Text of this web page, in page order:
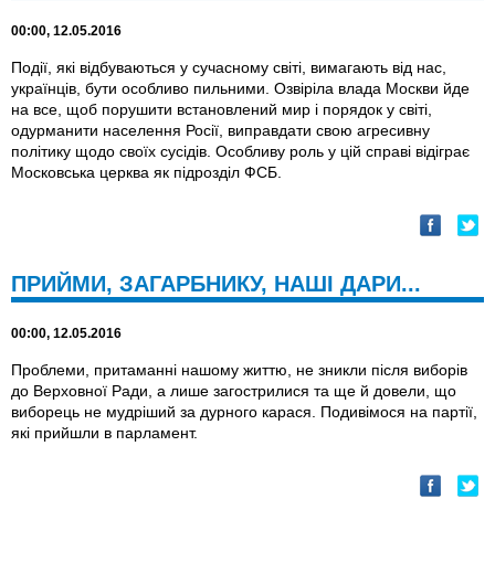
00:00, 12.05.2016
Події, які відбуваються у сучасному світі, вимагають від нас,
українців, бути особливо пильними. Озвіріла влада Москви йде
на все, щоб порушити встановлений мир і порядок у світі,
одурманити населення Росії, виправдати свою агресивну
політику щодо своїх сусідів. Особливу роль у цій справі відіграє
Московська церква як підрозділ ФСБ.
ПРИЙМИ, ЗАГАРБНИКУ, НАШI ДАРИ...
00:00, 12.05.2016
Проблеми, притаманні нашому життю, не зникли після виборів
до Верховної Ради, а лише загострилися та ще й довели, що
виборець не мудріший за дурного карася. Подивімося на партії,
які прийшли в парламент.